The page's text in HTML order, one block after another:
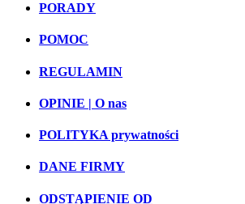
PORADY
POMOC
REGULAMIN
OPINIE | O nas
POLITYKA prywatności
DANE FIRMY
ODSTĄPIENIE OD